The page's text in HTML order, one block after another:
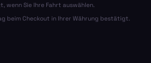
wenn Sie Ihre Fahrt auswählen.
beim Checkout in Ihrer Währung bestätigt.